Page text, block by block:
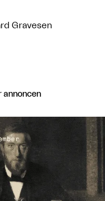
Gravesen